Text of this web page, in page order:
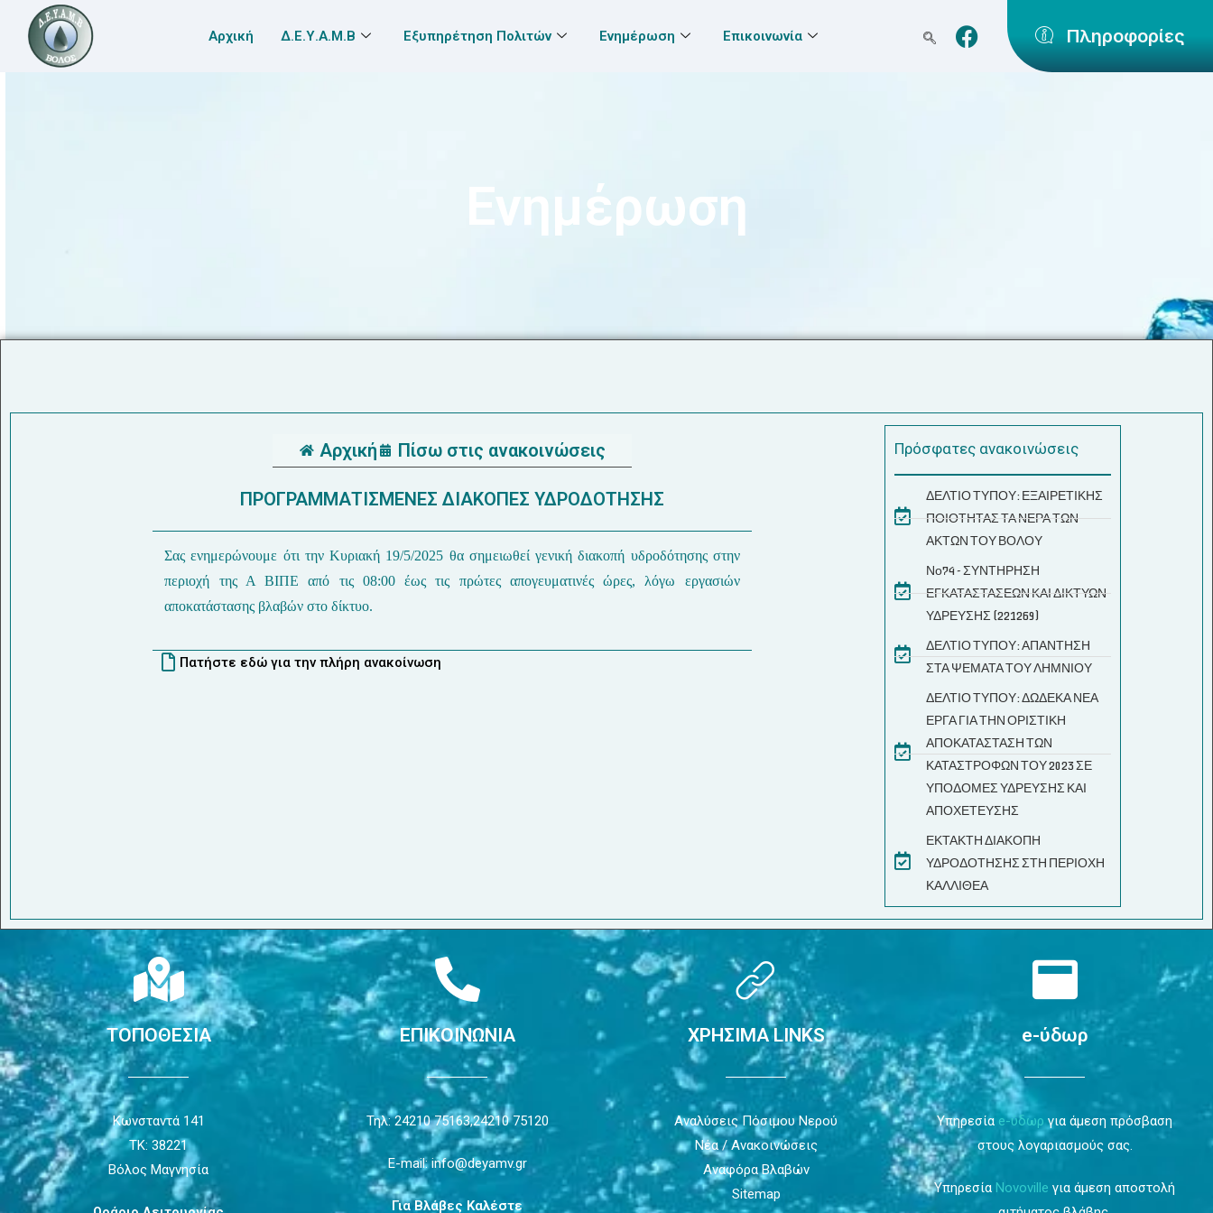
Αρχική Δ.Ε.Υ.Α.Μ.Β Εξυπηρέτηση Πολιτών Ενημέρωση Επικοινωνία Πληροφορίες
Ενημέρωση
Αρχική Πίσω στις ανακοινώσεις
ΠΡΟΓΡΑΜΜΑΤΙΣΜΕΝEΣ ΔΙΑΚΟΠΕΣ ΥΔΡΟΔΟΤΗΣΗΣ
Σας ενημερώνουμε ότι την Κυριακή 19/5/2025 θα σημειωθεί γενική διακοπή υδροδότησης στην
περιοχή της Α ΒΙΠΕ από τις 08:00 έως τις πρώτες απογευματινές ώρες, λόγω εργασιών
αποκατάστασης βλαβών στο δίκτυο.
Πατήστε εδώ για την πλήρη ανακοίνωση
Πρόσφατες ανακοινώσεις
ΔΕΛΤΙΟ ΤΥΠΟΥ: ΕΞΑΙΡΕΤΙΚΗΣ
ΠΟΙΟΤΗΤΑΣ ΤΑ ΝΕΡΑ ΤΩΝ
ΑΚΤΩΝ ΤΟΥ ΒΟΛΟΥ
Νο74 - ΣΥΝΤΗΡΗΣΗ
ΕΓΚΑΤΑΣΤΑΣΕΩΝ ΚΑΙ ΔΙΚΤΥΩΝ
ΥΔΡΕΥΣΗΣ (221269)
ΔΕΛΤΙΟ ΤΥΠΟΥ: ΑΠΑΝΤΗΣΗ
ΣΤΑ ΨΕΜΑΤΑ ΤΟΥ ΛΗΜΝΙΟΥ
ΔΕΛΤΙΟ ΤΥΠΟΥ: ΔΩΔΕΚΑ ΝΕΑ
ΕΡΓΑ ΓΙΑ ΤΗΝ ΟΡΙΣΤΙΚΗ
ΑΠΟΚΑΤΑΣΤΑΣΗ ΤΩΝ
ΚΑΤΑΣΤΡΟΦΩΝ ΤΟΥ 2023 ΣΕ
ΥΠΟΔΟΜΕΣ ΥΔΡΕΥΣΗΣ ΚΑΙ
ΑΠΟΧΕΤΕΥΣΗΣ
ΕΚΤΑΚΤΗ ΔΙΑΚΟΠΗ
ΥΔΡΟΔΟΤΗΣΗΣ ΣΤΗ ΠΕΡΙΟΧΗ
ΚΑΛΛΙΘΕΑ
ΤΟΠΟΘΕΣΙΑ
Κωνσταντά 141
ΤΚ: 38221
Βόλος Μαγνησία
ΕΠΙΚΟΙΝΩΝΙΑ
Τηλ: 24210 75163,24210 75120
E-mail: info@deyamv.gr
Για Βλάβες Καλέστε
ΧΡΗΣΙΜΑ LINKS
Αναλύσεις Πόσιμου Νερού
Νέα / Ανακοινώσεις
Αναφόρα Βλαβών
Sitemap
e-ύδωρ
Υπηρεσία e-ύδωρ για άμεση πρόσβαση
στους λογαριασμούς σας.
Υπηρεσία Novoville για άμεση αποστολή